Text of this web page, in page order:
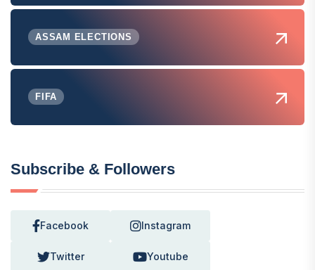
ASSAM ELECTIONS
FIFA
Subscribe & Followers
Facebook Instagram
Twitter Youtube